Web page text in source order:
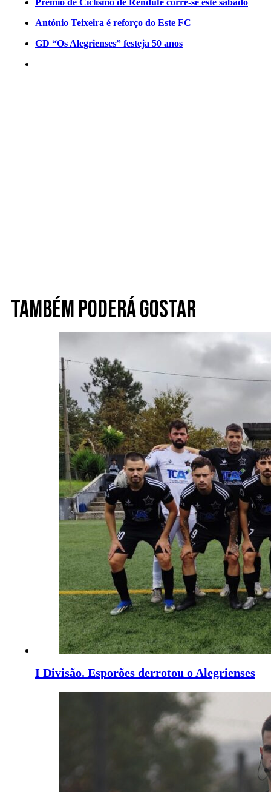
Prémio de Ciclismo de Rendufe corre-se este sábado
António Teixeira é reforço do Este FC
GD “Os Alegrienses” festeja 50 anos
Também poderá gostar
I Divisão. Esporões derrotou o Alegrienses